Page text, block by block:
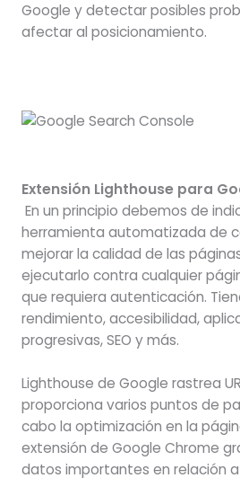
Google y detectar posibles
afectar al posicionamiento.
Extensión Lighthouse para
En un principio debemos de
herramienta automatizada de
mejorar la calidad de las
ejecutarlo contra cualquier
que requiera autenticación.
rendimiento, accesibilidad,
progresivas, SEO y más.
Lighthouse de Google rastrea
proporciona varios puntos de
cabo la optimización en la
extensión de Google Chrome
datos importantes en relación